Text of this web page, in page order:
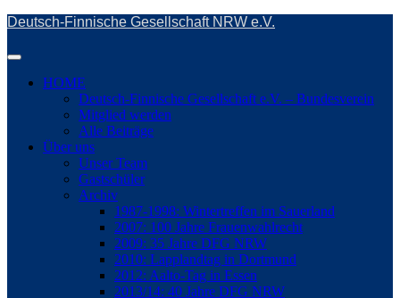
Skip
main
Deutsch-Finnische Gesellschaft NRW e.V.
Toggle
navigation
HOME
Deutsch-Finnische Gesellschaft e.V. – Bundesverein
Mitglied werden
Alle Beiträge
Über uns
Unser Team
Gastschüler
Archiv
1987-1998: Wintertreffen im Sauerland
2007: 100 Jahre Frauenwahlrecht
2009: 35 Jahre DFG NRW
2010: Lapplandtag in Dortmund
2012: Aalto-Tag in Essen
2013/14: 40 Jahre DFG NRW